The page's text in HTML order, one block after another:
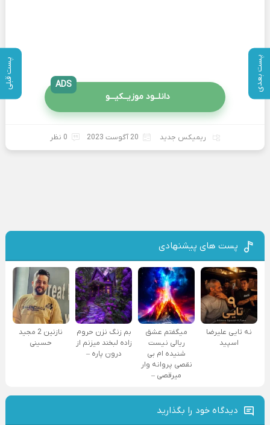
پست بعدی پست قبلی
دانلــود موزیــکیـــو
ADS
ریمیکس جدید 20 آگوست 2023 0 نظر
پست های پیشنهادی
نه تایی علیرضا
اسپید
میگفتم عشق
ریالی نیست
شنیده ام بی
نقصی پروانه وار
میرقصی –
بم زنگ نزن حروم
زاده لبخند میزنم از
درون پاره –
نازنین 2 مجید
حسینی
دیدگاه خود را بگذارید